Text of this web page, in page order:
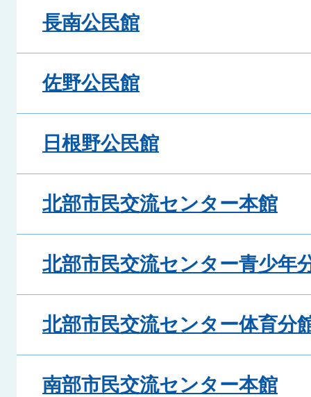
長南公民館
佐野公民館
日根野公民館
北部市民交流センター本館
北部市民交流センター青少年
北部市民交流センター体育分
南部市民交流センター本館